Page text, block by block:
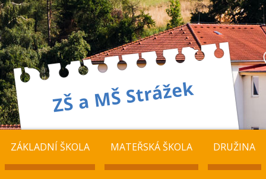
ZÁKLADNÍ ŠKOLA MATEŘSKÁ ŠKOLA DRUŽINA